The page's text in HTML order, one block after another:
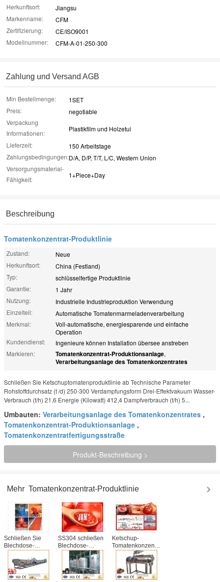
Herkunftsort:
Jiangsu
Markenname:
CFM
Zertifizierung:
CE/ISO9001
Modellnummer:
CFM-A-01-250-300
Zahlung und Versand AGB
Min Bestellmenge:
1SET
Preis:
negotiable
Verpackung
Informationen:
Plastikfilm und Holzetui
Lieferzeit:
150 Arbeitstage
Zahlungsbedingungen:D/A, D/P, T/T, L/C, Western Union
Versorgungsmaterial-
Fähigkeit:
1+Piece+Day
Beschreibung
Tomatenkonzentrat-Produktlinie
Zustand:
Neue
Herkunftsort:
China (Festland)
Typ:
schlüsselfertige Produktlinie
Garantie:
1 Jahr
Nutzung:
Industrielle Industrieproduktion Verwendung
Einzelteil:
Automatische Tomatenmarmeladenverarbeitung
Merkmal:
Voll-automatische, energiesparende und einfache
Operation
Kundendienst:
Ingenieure können Installation übersee anstreben
Markieren:
Tomatenkonzentrat-Produktionsanlage,
Verarbeitungsanlage des Tomatenkonzentrates
Schließen Sie Ketschuptomatenproduktlinie ab Technische Parameter
Rohstoffdurchsatz (t /d) 250-300 Verdampfungsform Drei-Effektvakuum Wasser-
Verbrauch (t/h) 21,6 Energie (Kilowatt) 412,4 Dampfverbrauch (t/h) 5...
Umbauten: Verarbeitungsanlage des Tomatenkonzentrates ,
Tomatenkonzentrat-Produktionsanlage ,
Tomatenkonzentratfertigungsstraße
Produkt-Beschreibung >
Mehr Tomatenkonzentrat-Produktlinie
Schließen Sie
Blechdose-
Ketschup-
Tomatenkonzentrat-
Fertigungsstraße-
1-jährige Garantie
SS304 schließen
Blechdose-
Ketschup-
Tomatenkonzentrat-
Fertigungsstraße-
1-jährige Garantie
Ketschup-
Tomatenkonzentrat-
Fertigungsstraße
kundengebundene
Größen-einfache
Operation des